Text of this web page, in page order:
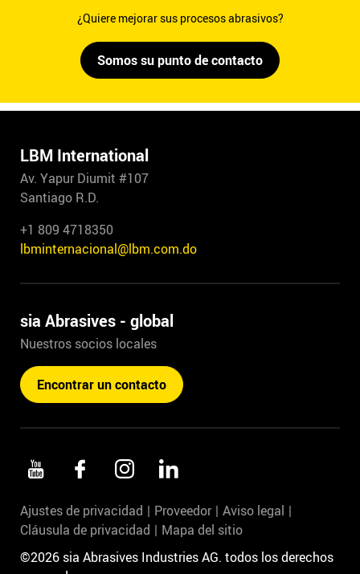
¿Quiere mejorar sus procesos abrasivos?
Somos su punto de contacto
LBM International
Av. Yapur Diumit #107
Santiago R.D.
+1 809 4718350
lbminternacional@lbm.com.do
sia Abrasives - global
Nuestros socios locales
Encontrar un contacto
Ajustes de privacidad Proveedor
Aviso legal
Cláusula de privacidad
Mapa del sitio
©2026 sia Abrasives Industries AG. todos los derechos